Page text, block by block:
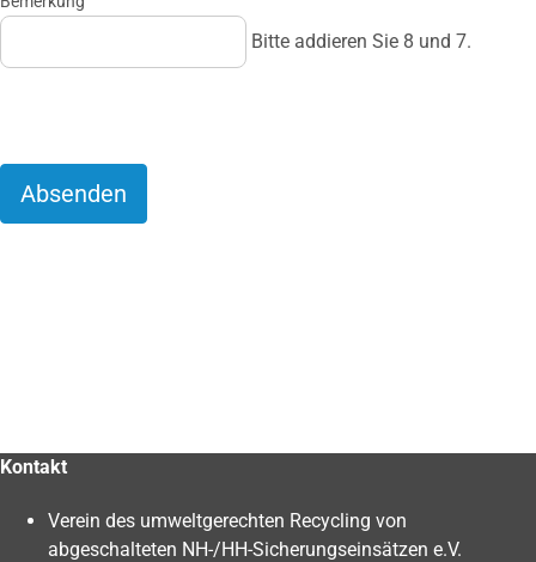
Bitte addieren Sie 8 und 7.
Absenden
Kontakt
Verein des umweltgerechten Recycling von
abgeschalteten NH-/HH-Sicherungseinsätzen e.V.